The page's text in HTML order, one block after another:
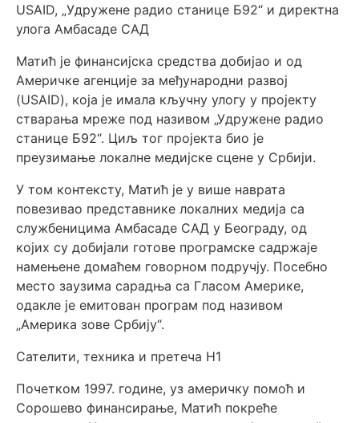
USAID, „Удружене радио станице Б92“ и директна
улога Амбасаде САД
Матић је финансијска средства добијао и од
Америчке агенције за међународни развој
(USAID), која је имала кључну улогу у пројекту
стварања мреже под називом „Удружене радио
станице Б92“. Циљ тог пројекта био је
преузимање локалне медијске сцене у Србији.
У том контексту, Матић је у више наврата
повезивао представнике локалних медија са
службеницима Амбасаде САД у Београду, од
којих су добијали готове програмске садржаје
намењене домаћем говорном подручју. Посебно
место заузима сарадња са Гласом Америке,
одакле је емитован програм под називом
„Америка зове Србију“.
Сателити, техника и претеча Н1
Почетком 1997. године, уз америчку помоћ и
Сорошево финансирање, Матић покреће